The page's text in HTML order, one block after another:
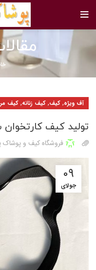
آف ویژه, کیف, کیف زنانه, کیف
تولید کیف
فروشگاه کیف و پوشاک
09
جولای